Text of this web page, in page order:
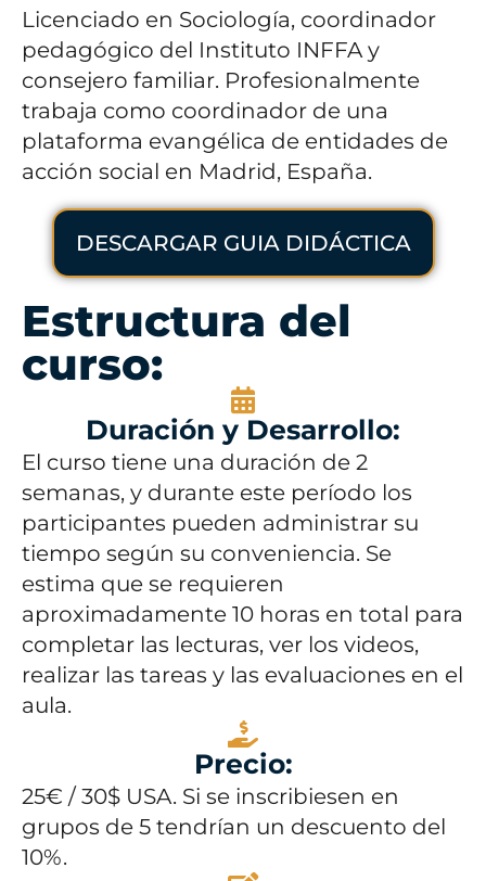
Licenciado en Sociología, coordinador
pedagógico del Instituto INFFA y
consejero familiar. Profesionalmente
trabaja como coordinador de una
plataforma evangélica de entidades de
acción social en Madrid, España.
DESCARGAR GUIA DIDÁCTICA
Estructura del
curso:
Duración y Desarrollo:
El curso tiene una duración de 2
semanas, y durante este período los
participantes pueden administrar su
tiempo según su conveniencia. Se
estima que se requieren
aproximadamente 10 horas en total para
completar las lecturas, ver los videos,
realizar las tareas y las evaluaciones en el
aula.
Precio:
25€ / 30$ USA. Si se inscribiesen en
grupos de 5 tendrían un descuento del
10%.